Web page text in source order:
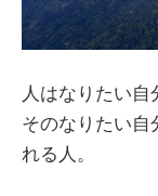
人はなりたい自
そのなりたい
れる人。